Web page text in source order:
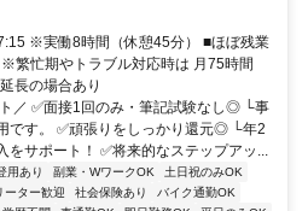
※実働8時間（休憩45分） ■ほぼ残業
繁忙期やトラブル対応時は 月75時間
長の場合あり
／ ✅面接1回のみ・筆記試験なし◎ └事
です。 ✅頑張りをしっかり還元◎ └年2
をサポート！ ✅将来的なステップアッ...
用あり 副業・WワークOK
土日祝のみOK
ーター歓迎 社会保険あり
バイク通勤OK